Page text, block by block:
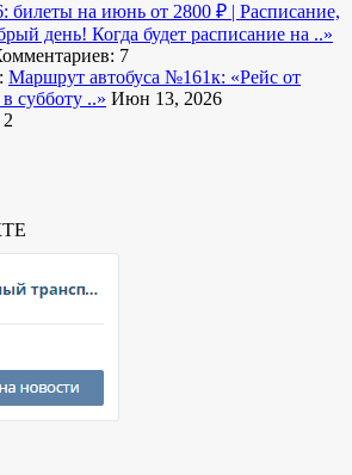
билеты на июнь от 2800 ₽ | Расписание,
день! Когда будет расписание на ..»
7
Маршрут автобуса №161к: «Рейс от
субботу ..» Июн 13, 2026
2